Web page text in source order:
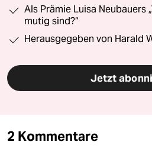
Als Prämie Luisa Neubauers
mutig sind?“
Herausgegeben von Harald
Jetzt
2 Kommentare